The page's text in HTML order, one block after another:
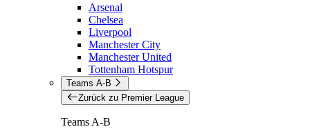
Arsenal
Chelsea
Liverpool
Manchester City
Manchester United
Tottenham Hotspur
Teams A-B
Zurück zu Premier League
Teams A-B